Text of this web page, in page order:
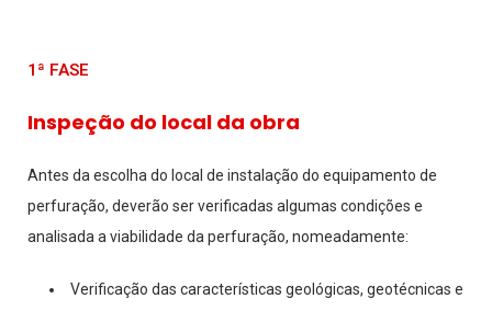
1ª FASE
Inspeção do local da obra
Antes da escolha do local de instalação do equipamento de
perfuração, deverão ser verificadas algumas condições e
analisada a viabilidade da perfuração, nomeadamente:
Verificação das características geológicas, geotécnicas e